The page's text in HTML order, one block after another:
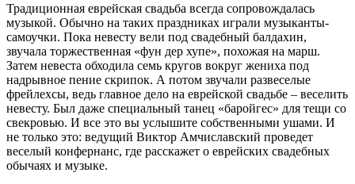
Традиционная еврейская свадьба всегда сопровождалась
музыкой. Обычно на таких праздниках играли музыканты-
самоучки. Пока невесту вели под свадебный балдахин,
звучала торжественная «фун дер хупе», похожая на марш.
Затем невеста обходила семь кругов вокруг жениха под
надрывное пение скрипок. А потом звучали развеселые
фрейлехсы, ведь главное дело на еврейской свадьбе – веселить
невесту. Был даже специальный танец «баройгес» для тещи со
свекровью. И все это вы услышите собственными ушами. И
не только это: ведущий Виктор Амчиславский проведет
веселый конфернанс, где расскажет о еврейских свадебных
обычаях и музыке.